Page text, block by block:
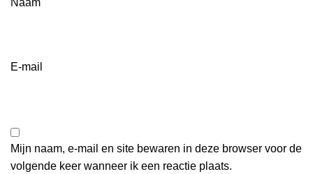
Naam
E-mail
Mijn naam, e-mail en site bewaren in deze browser voor de
volgende keer wanneer ik een reactie plaats.